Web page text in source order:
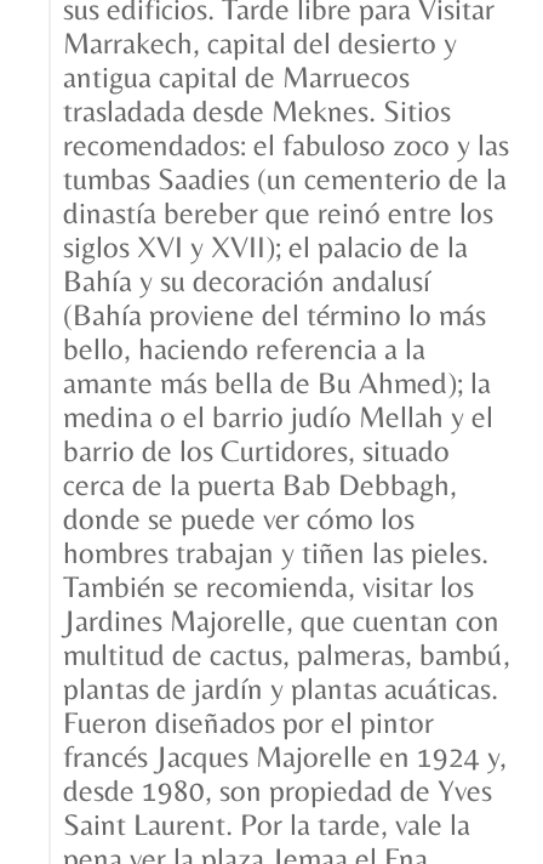
sus edificios. Tarde libre para Visitar
Marrakech, capital del desierto y
antigua capital de Marruecos
trasladada desde Meknes. Sitios
recomendados: el fabuloso zoco y las
tumbas Saadies (un cementerio de la
dinastía bereber que reinó entre los
siglos XVI y XVII); el palacio de la
Bahía y su decoración andalusí
(Bahía proviene del término lo más
bello, haciendo referencia a la
amante más bella de Bu Ahmed); la
medina o el barrio judío Mellah y el
barrio de los Curtidores, situado
cerca de la puerta Bab Debbagh,
donde se puede ver cómo los
hombres trabajan y tiñen las pieles.
También se recomienda, visitar los
Jardines Majorelle, que cuentan con
multitud de cactus, palmeras, bambú,
plantas de jardín y plantas acuáticas.
Fueron diseñados por el pintor
francés Jacques Majorelle en 1924 y,
desde 1980, son propiedad de Yves
Saint Laurent. Por la tarde, vale la